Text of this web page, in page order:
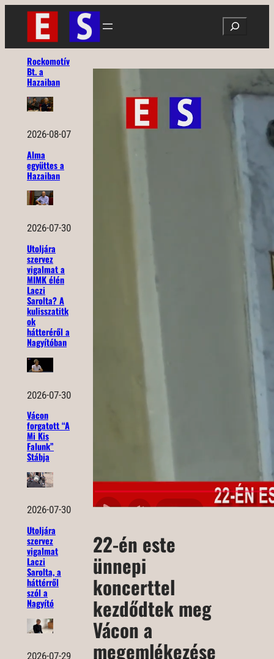
Ugrás
tartalomhoz
Search
Rockomotív
Bt. a
Hazaiban
2026-08-07
Alma
együttes a
Hazaiban
2026-07-30
Utoljára
szervez
vigalmat a
MIMK élén
Laczi
Sarolta? A
kulisszatitk
ok
hátteréről a
Nagyítóban
2026-07-30
Vácon
forgatott “A
Mi Kis
Falunk”
Stábja
2026-07-30
Utoljára
szervez
vigalmat
Laczi
Sarolta, a
háttérről
szól a
Nagyító
2026-07-29
22-én este
ünnepi
koncerttel
kezdődtek meg
Vácon a
megemlékezése